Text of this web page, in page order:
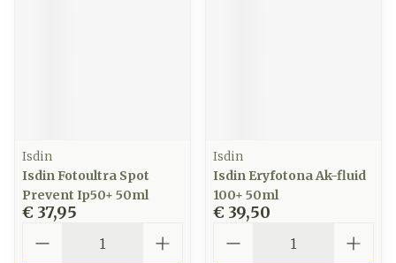
Isdin
Isdin Fotoultra Spot
Prevent Ip50+ 50ml
€ 37,95
Isdin
Isdin Eryfotona Ak-fluid
100+ 50ml
€ 39,50